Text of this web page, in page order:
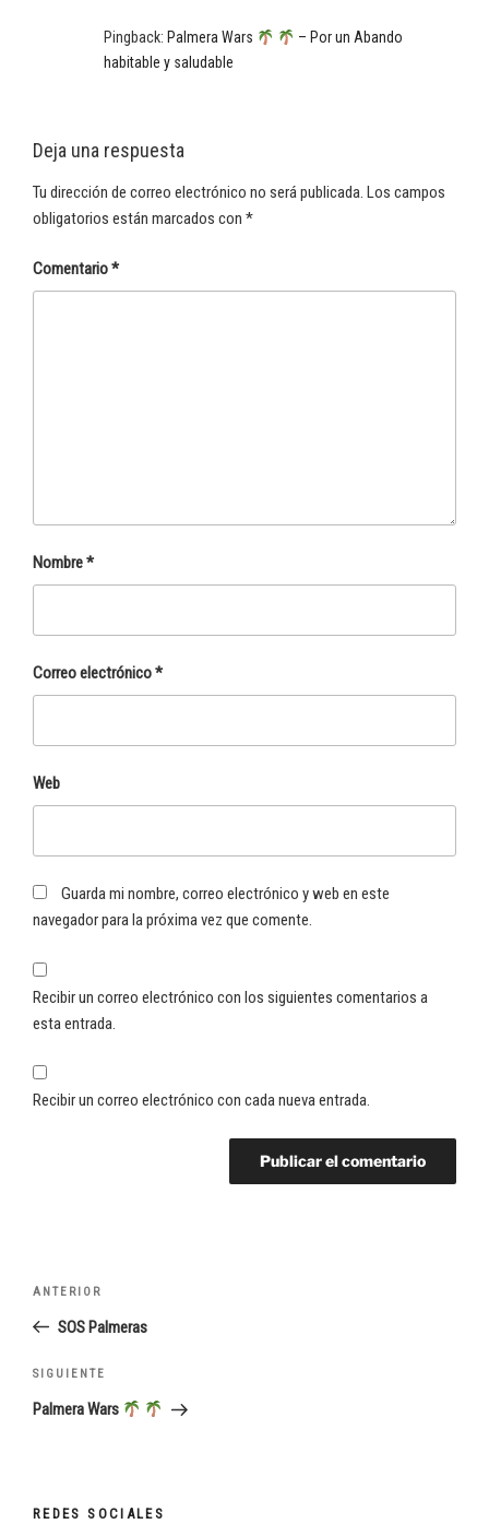
Pingback: Palmera Wars
– Por un Abando
habitable y saludable
Deja una respuesta
Tu dirección de correo electrónico no será publicada. Los campos
obligatorios están marcados con *
Comentario*
Nombre*
Correo electrónico*
Web
Guarda mi nombre, correo electrónico y web en este
navegador para la próxima vez que comente.
Recibir un correo electrónico con los siguientes comentarios a
esta entrada.
Recibir un correo electrónico con cada nueva entrada.
Navegación
entradas
Entrada
anterior:
ANTERIOR
SOS Palmeras
Siguiente
entrada
SIGUIENTE
Palmera Wars
REDES SOCIALES